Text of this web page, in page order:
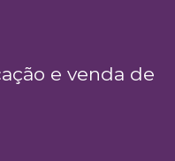
e venda de